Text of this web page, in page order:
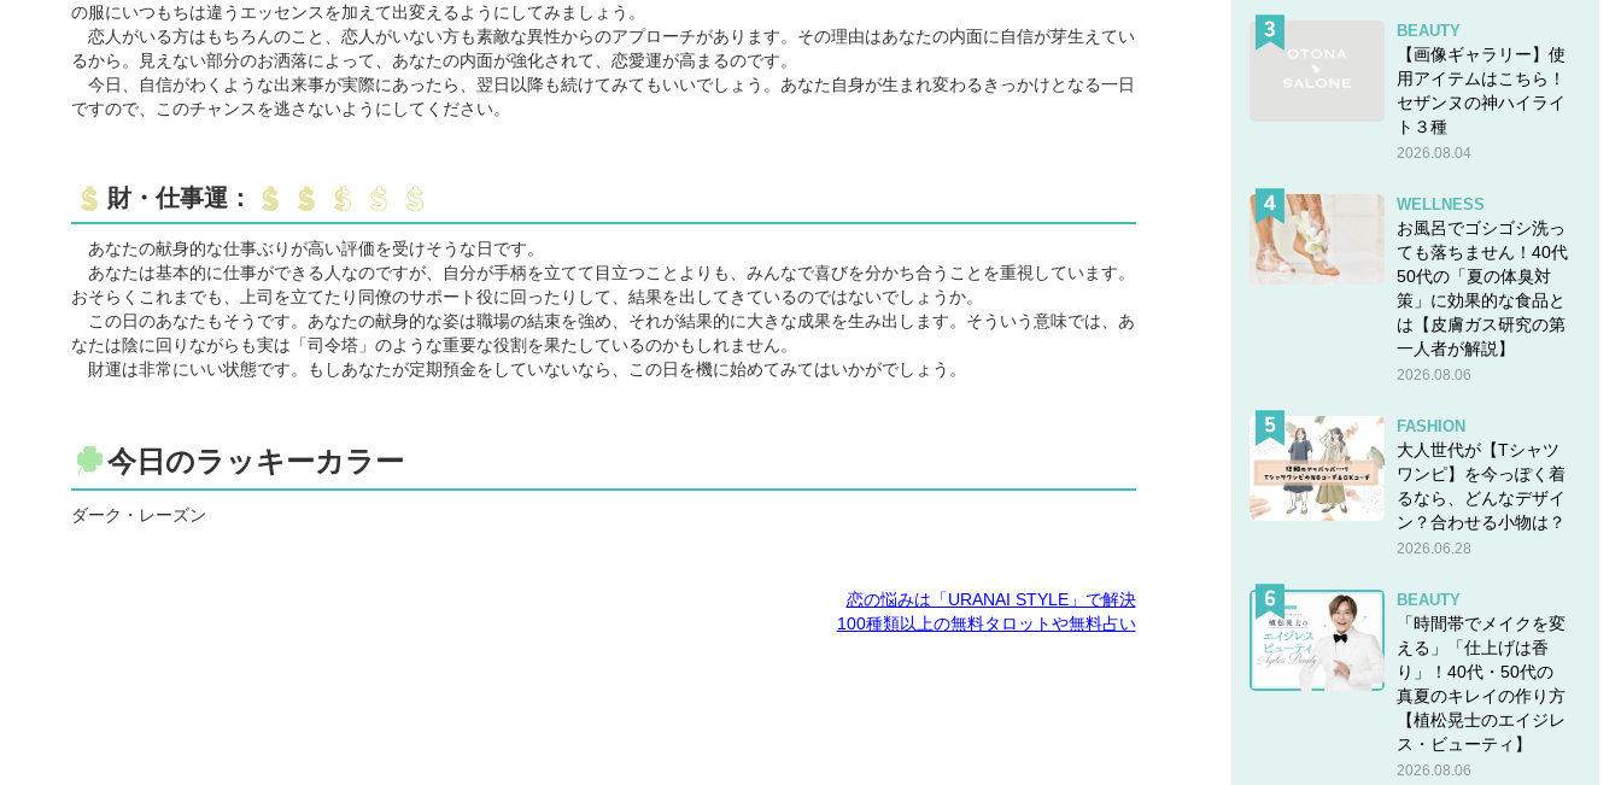
の服にいつもちは違うエッセンスを加えて出変えるようにしてみましょう。
恋人がいる方はもちろんのこと、恋人がいない方も素敵な異性からのアプローチがあります。その理由はあなたの内面に自信が芽生えてい
るから。見えない部分のお洒落によって、あなたの内面が強化されて、恋愛運が高まるのです。
今日、自信がわくような出来事が実際にあったら、翌日以降も続けてみてもいいでしょう。あなた自身が生まれ変わるきっかけとなる一日
ですので、このチャンスを逃さないようにしてください。
財・仕事運：
あなたの献身的な仕事ぶりが高い評価を受けそうな日です。
あなたは基本的に仕事ができる人なのですが、自分が手柄を立てて目立つことよりも、みんなで喜びを分かち合うことを重視しています。
おそらくこれまでも、上司を立てたり同僚のサポート役に回ったりして、結果を出してきているのではないでしょうか。
この日のあなたもそうです。あなたの献身的な姿は職場の結束を強め、それが結果的に大きな成果を生み出します。そういう意味では、あ
なたは陰に回りながらも実は「司令塔」のような重要な役割を果たしているのかもしれません。
財運は非常にいい状態です。もしあなたが定期預金をしていないなら、この日を機に始めてみてはいかがでしょう。
今日のラッキーカラー
ダーク・レーズン
恋の悩みは「URANAI STYLE」で解決
100種類以上の無料タロットや無料占い
BEAUTY
【画像ギャラリー】使
用アイテムはこちら！
セザンヌの神ハイライ
ト３種
2026.08.04
WELLNESS
お風呂でゴシゴシ洗っ
ても落ちません！40代
50代の「夏の体臭対
策」に効果的な食品と
は【皮膚ガス研究の第
一人者が解説】
2026.08.06
FASHION
大人世代が【Tシャツ
ワンピ】を今っぽく着
るなら、どんなデザイ
ン？合わせる小物は？
2026.06.28
BEAUTY
「時間帯でメイクを変
える」「仕上げは香
り」！40代・50代の
真夏のキレイの作り方
【植松晃士のエイジレ
ス・ビューティ】
2026.08.06